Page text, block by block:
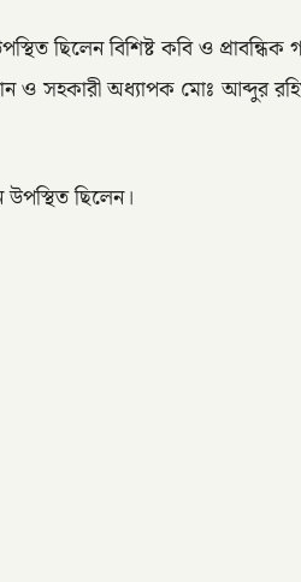
বিশিষ্ট কবি ও প্রাবন্ধিক
ও সহকারী অধ্যাপক মোঃ আব্দুর
উপস্থিত ছিলেন।